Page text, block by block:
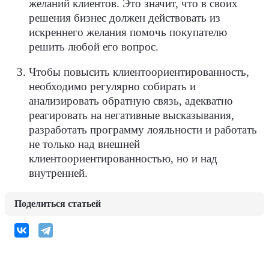
желаний клиентов. Это значит, что в своих
решения бизнес должен действовать из
искреннего желания помочь покупателю
решить любой его вопрос.
Чтобы повысить клиентоориентированность,
необходимо регулярно собирать и
анализировать обратную связь, адекватно
реагировать на негативные высказывания,
разработать программу лояльности и работать
не только над внешней
клиентоориентированностью, но и над
внутренней.
Поделиться статьей